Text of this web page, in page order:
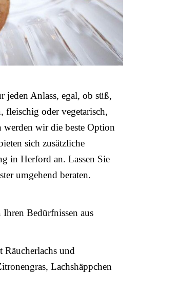
jeden Anlass, egal, ob süß,
fleischig oder vegetarisch,
werden wir die beste Option
sich zusätzliche
in Herford an. Lassen Sie
umgehend beraten.
Bedürfnissen aus
und
Lachshäppchen